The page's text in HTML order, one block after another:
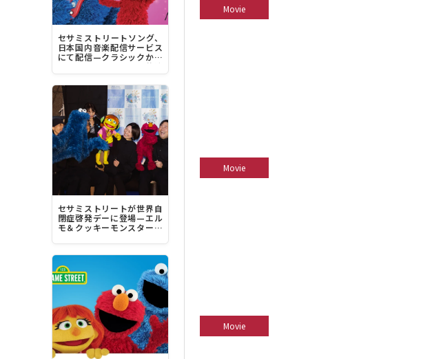
Movie
Movie
Movie
セサミストリートソング、
日本国内音楽配信サービス
にて配信—クラシックから
豪華アーティストとの共演
曲、最新曲まで1200曲超
セサミストリートが世界自
閉症啓発デーに登場—エル
モ＆クッキーモンスター＆
みんな素晴らしい！”